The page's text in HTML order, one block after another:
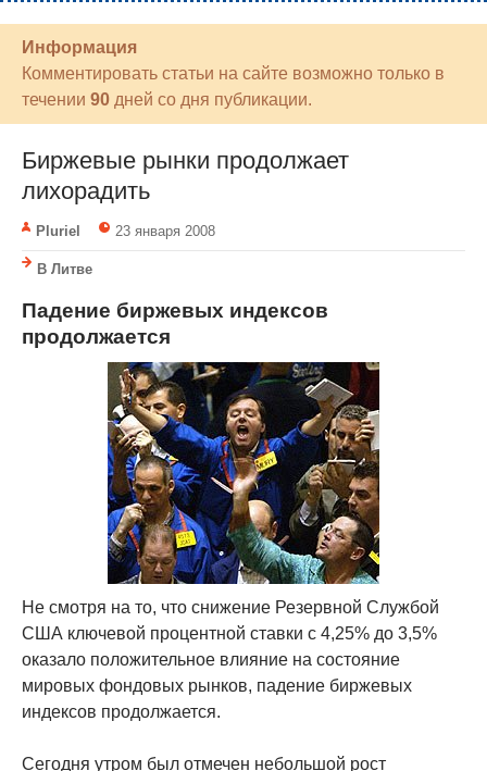
Информация
Комментировать статьи на сайте возможно только в
течении 90 дней со дня публикации.
Биржевые рынки продолжает
лихорадить
Pluriel 23 января 2008
В Литве
Падение биржевых индексов
продолжается
Не смотря на то, что снижение Резервной Службой
США ключевой процентной ставки с 4,25% до 3,5%
оказало положительное влияние на состояние
мировых фондовых рынков, падение биржевых
индексов продолжается.
Сегодня утром был отмечен небольшой рост